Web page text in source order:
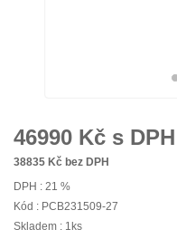
46990 Kč s DPH
38835 Kč bez DPH
DPH : 21 %
Kód : PCB231509-27
Skladem : 1ks